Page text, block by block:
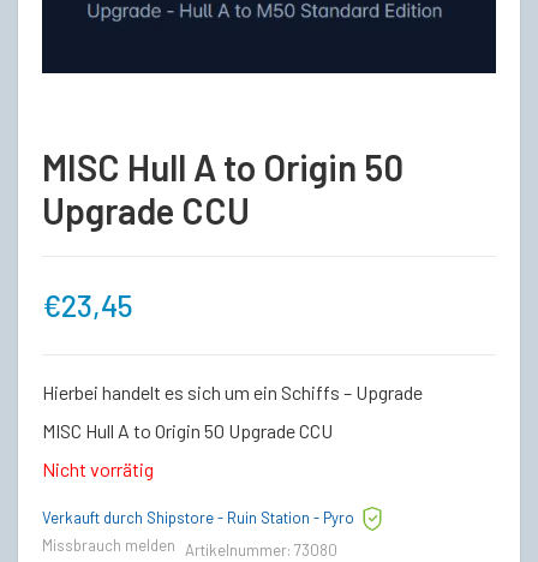
MISC Hull A to Origin 50
Upgrade CCU
€23,45
Hierbei handelt es sich um ein Schiffs – Upgrade
MISC Hull A to Origin 50 Upgrade CCU
Nicht vorrätig
Verkauft durch Shipstore - Ruin Station - Pyro
Missbrauch melden
Artikelnummer: 73080